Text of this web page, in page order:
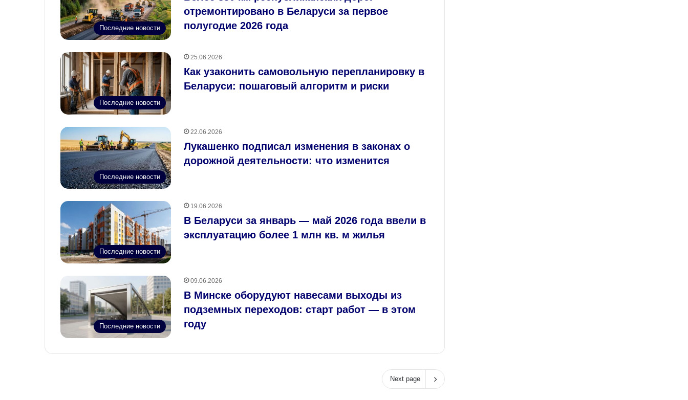
Последние новости
отремонтировано в Беларуси за первое
полугодие 2026 года
Последние новости
25.06.2026
Как узаконить самовольную перепланировку в
Беларуси: пошаговый алгоритм и риски
Последние новости
22.06.2026
Лукашенко подписал изменения в законах о
дорожной деятельности: что изменится
Последние новости
19.06.2026
В Беларуси за январь — май 2026 года ввели в
эксплуатацию более 1 млн кв. м жилья
Последние новости
09.06.2026
В Минске оборудуют навесами выходы из
подземных переходов: старт работ — в этом
году
Next page